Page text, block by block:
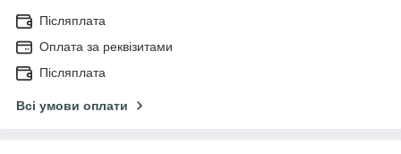
Післяплата
Оплата за реквізитами
Післяплата
Всі умови оплати